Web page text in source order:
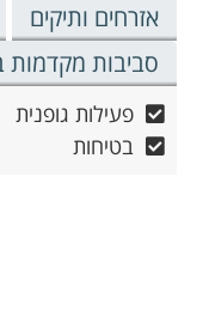
אזרחים ותיקים
סביבות מקדמות
פעילות גופנית
בטיחות